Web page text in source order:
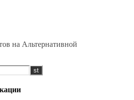
на Альтернативной